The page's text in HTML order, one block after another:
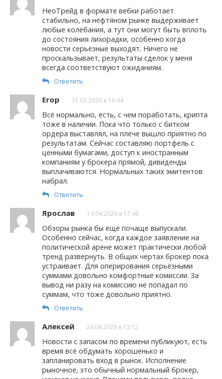
НеоТрейд в формате вебки работает
стабильно, на нефтяном рынке выдерживает
любые колебания, а тут они могут быть вплоть
до состояния лихорадки, особенно когда
новости серьёзные выходят. Ничего не
проскальзывает, результаты сделок у меня
всегда соответствуют ожиданиям.
Ответить
Егор 31.03.2026 в 16:44
Всё нормально, есть, с чем поработать, крипта
тоже в наличии. Пока что только с битком
ордера выставлял, на плече вышло приятно по
результатам. Сейчас составляю портфель с
ценными бумагами, доступ к иностранным
компаниям у брокера прямой, дивиденды
выплачиваются. Нормальных таких эмитентов
набрал.
Ответить
Ярослав 14.04.2026 в 17:46
Обзоры рынка бы ещё почаще выпускали.
Особенно сейчас, когда каждое заявление на
политической арене может практически любой
тренд развернуть. В общих чертах брокер пока
устраивает. Для оперирования серьёзными
суммами довольно комфортные комиссии. За
вывод ни разу на комиссию не попадал по
суммам, что тоже довольно приятно.
Ответить
Алексей 24.04.2026 в 13:12
Новости с запасом по времени публикуют, есть
время всё обдумать хорошенько и
запланировать вход в рынок. Исполнение
рыночное, это обычный нормальный брокер,